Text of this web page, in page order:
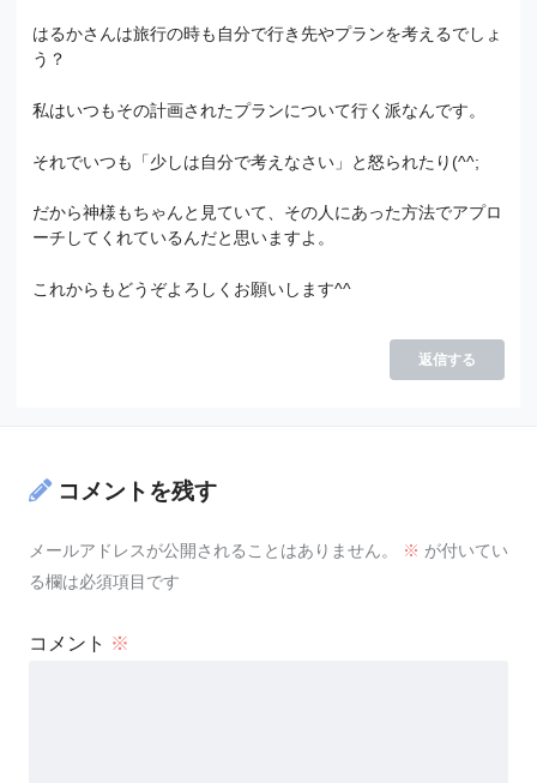
はるかさんは旅行の時も自分で行き先やプランを考えるでしょ
う？
私はいつもその計画されたプランについて行く派なんです。
それでいつも「少しは自分で考えなさい」と怒られたり(^^;
だから神様もちゃんと見ていて、その人にあった方法でアプロ
ーチしてくれているんだと思いますよ。
これからもどうぞよろしくお願いします^^
返信する
コメントを残す
メールアドレスが公開されることはありません。 ※ が付いてい
る欄は必須項目です
コメント ※